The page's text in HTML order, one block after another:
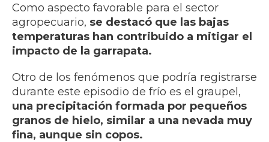
Como aspecto favorable para el sector
agropecuario, se destacó que las bajas
temperaturas han contribuido a mitigar el
impacto de la garrapata.
Otro de los fenómenos que podría registrarse
durante este episodio de frío es el graupel,
una precipitación formada por pequeños
granos de hielo, similar a una nevada muy
fina, aunque sin copos.